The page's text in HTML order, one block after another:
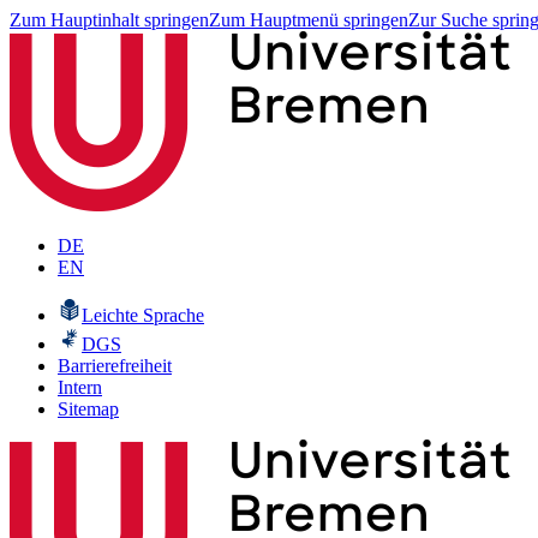
Zum Hauptinhalt springenZum Hauptmenü springenZur Suche
DE
EN
Leichte Sprache
DGS
Barrierefreiheit
Intern
Sitemap